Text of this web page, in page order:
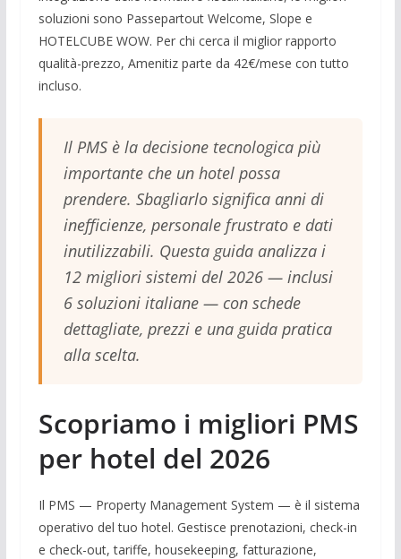
soluzioni sono Passepartout Welcome, Slope e
HOTELCUBE WOW. Per chi cerca il miglior rapporto
qualità-prezzo, Amenitiz parte da 42€/mese con tutto
incluso.
Il PMS è la decisione tecnologica più
importante che un hotel possa
prendere. Sbagliarlo significa anni di
inefficienze, personale frustrato e dati
inutilizzabili. Questa guida analizza i
12 migliori sistemi del 2026 — inclusi
6 soluzioni italiane — con schede
dettagliate, prezzi e una guida pratica
alla scelta.
Scopriamo i migliori PMS
per hotel del 2026
Il PMS — Property Management System — è il sistema
operativo del tuo hotel. Gestisce prenotazioni, check-in
e check-out, tariffe, housekeeping, fatturazione,